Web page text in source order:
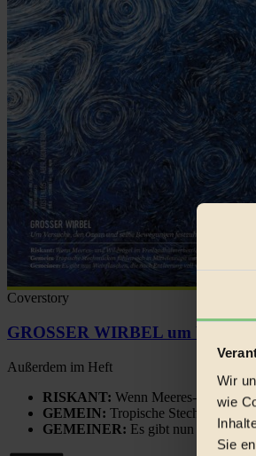
Wir
wie
Sie
Coverstory
GROSSER WIRBEL um
Außerdem im Heft
RISKANT: Wenn Meeres- und
GEMEIN: Tropische Stechmücken
GEMEINER: Es gibt nun